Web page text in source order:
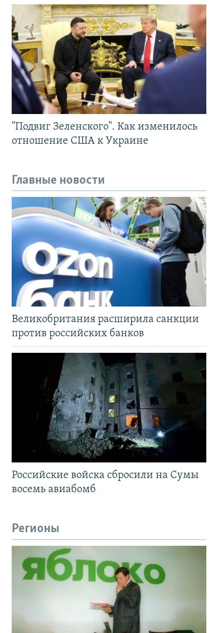
"Подвиг Зеленского". Как изменилось
отношение США к Украине
Главные новости
Великобритания расширила санкции
против российских банков
Российские войска сбросили на Сумы
восемь авиабомб
Регионы